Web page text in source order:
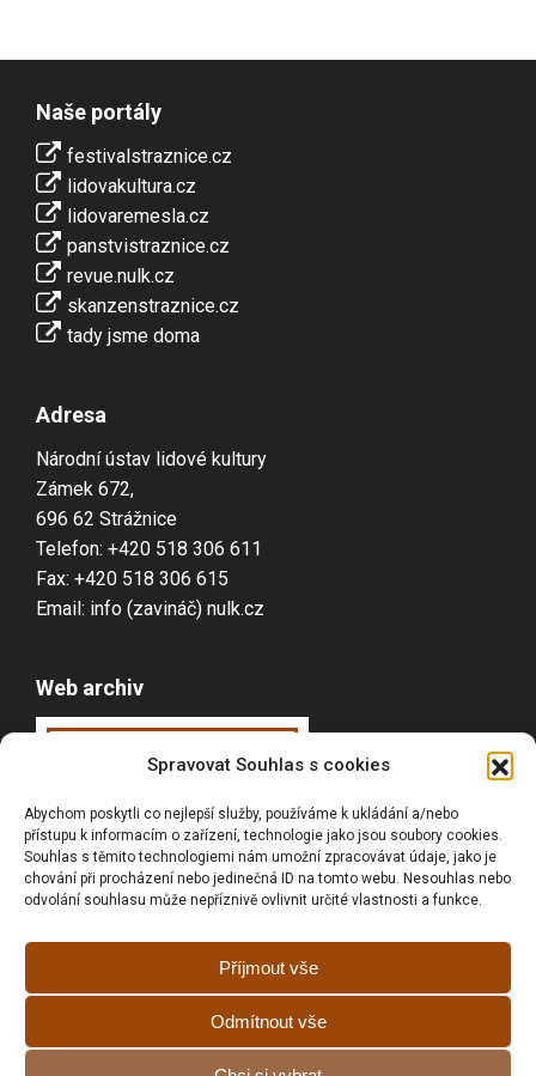
Spravovat Souhlas s cookies
Abychom poskytli co nejlepší služby, používáme k ukládání a/nebo
přístupu k informacím o zařízení, technologie jako jsou soubory cookies.
Souhlas s těmito technologiemi nám umožní zpracovávat údaje, jako je
chování při procházení nebo jedinečná ID na tomto webu. Nesouhlas nebo
odvolání souhlasu může nepříznivě ovlivnit určité vlastnosti a funkce.
Příjmout vše
Odmítnout vše
Naše portály
festivalstraznice.cz
lidovakultura.cz
lidovaremesla.cz
panstvistraznice.cz
revue.nulk.cz
skanzenstraznice.cz
tady jsme doma
Adresa
Národní ústav lidové kultury
Zámek 672,
696 62 Strážnice
Telefon: +420 518 306 611
Fax: +420 518 306 615
Email: info (zavináč) nulk.cz
Web archiv
Webarchivováno
ČR
Vyhledávání
Prohlášní o přístupnosti